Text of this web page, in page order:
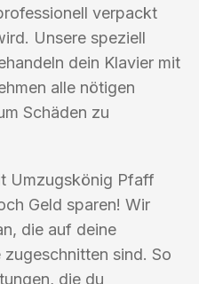
verpackt
Unsere speziell
dein Klavier mit
alle nötigen
Schäden zu
Umzugskönig Pfaff
Geld sparen! Wir
die auf deine
sind. So
die du